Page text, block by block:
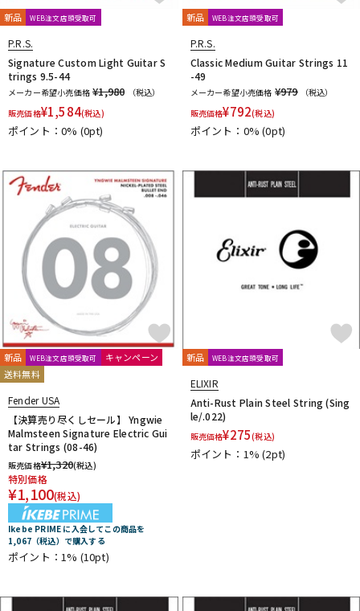
新品 WEB注文店頭受取可
P.R.S.
Signature Custom Light Guitar S
trings 9.5-44
メーカー希望小売価格 ¥1,980
（税込）
販売価格¥1,584(税込)
ポイント：0% (0pt)
新品 WEB注文店頭受取可
P.R.S.
Classic Medium Guitar Strings 11
-49
メーカー希望小売価格 ¥979
（税込）
販売価格¥792(税込)
ポイント：0%(0pt)
新品 WEB注文店頭受取可
キャンペーン
送料無料
Fender USA
【決算売り尽くしセール】 Yngwie
Malmsteen Signature Electric Gui
tar Strings (08-46)
販売価格¥1,320(税込)
特別価格
¥1,100(税込)
Ikebe PRIME に入会してこの商品を
1,067（税込）で購入する
ポイント：1% (10pt)
新品 WEB注文店頭受取可
ELIXIR
Anti-Rust Plain Steel String (Sing
le/.022)
販売価格¥275(税込)
ポイント：1%(2pt)